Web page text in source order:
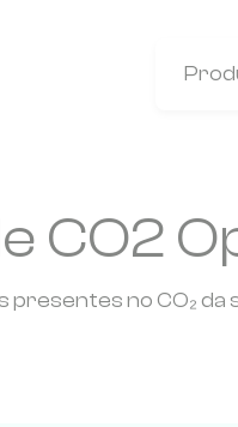
CO2
presentes no CO₂ da